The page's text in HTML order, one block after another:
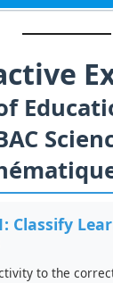
Classify
to the